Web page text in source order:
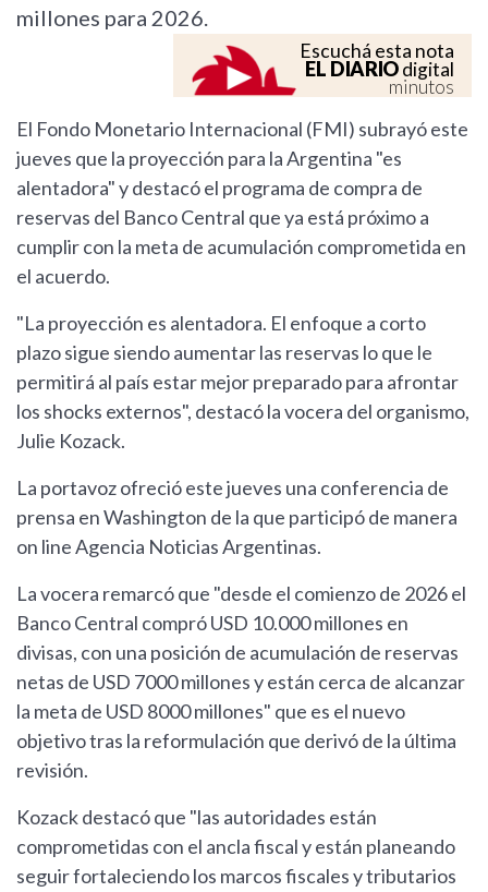
millones para 2026.
Escuchá esta nota
EL DIARIOdigital
minutos
El Fondo Monetario Internacional (FMI) subrayó este
jueves que la proyección para la Argentina "es
alentadora" y destacó el programa de compra de
reservas del Banco Central que ya está próximo a
cumplir con la meta de acumulación comprometida en
el acuerdo.
"La proyección es alentadora. El enfoque a corto
plazo sigue siendo aumentar las reservas lo que le
permitirá al país estar mejor preparado para afrontar
los shocks externos", destacó la vocera del organismo,
Julie Kozack.
La portavoz ofreció este jueves una conferencia de
prensa en Washington de la que participó de manera
on line Agencia Noticias Argentinas.
La vocera remarcó que "desde el comienzo de 2026 el
Banco Central compró USD 10.000 millones en
divisas, con una posición de acumulación de reservas
netas de USD 7000 millones y están cerca de alcanzar
la meta de USD 8000 millones" que es el nuevo
objetivo tras la reformulación que derivó de la última
revisión.
Kozack destacó que "las autoridades están
comprometidas con el ancla fiscal y están planeando
seguir fortaleciendo los marcos fiscales y tributarios